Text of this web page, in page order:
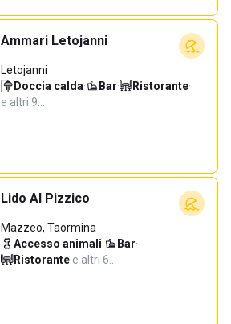
Ammari Letojanni
Letojanni
Doccia calda· Bar· Ristorante·
e altri 9…
Lido Al Pizzico
Mazzeo, Taormina
Accesso animali· Bar·
Ristorante·e altri 6…